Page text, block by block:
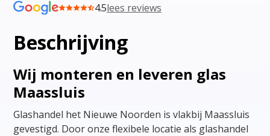
4.5lees reviews
Beschrijving
Wij monteren en leveren glas
Maassluis
Glashandel het Nieuwe Noorden is vlakbij Maassluis
gevestigd. Door onze flexibele locatie als glashandel